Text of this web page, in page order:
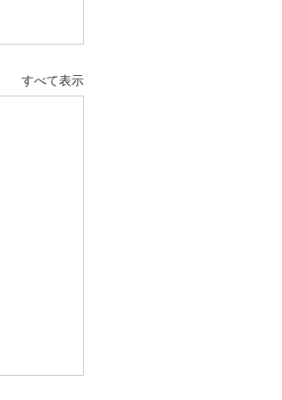
すべて表示